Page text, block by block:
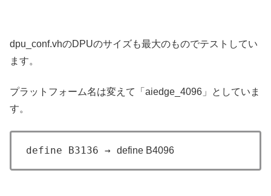
dpu_conf.vhのDPUのサイズも最大のものでテストしてい
ます。
プラットフォーム名は変えて「aiedge_4096」としていま
す。
define B3136 → define B4096